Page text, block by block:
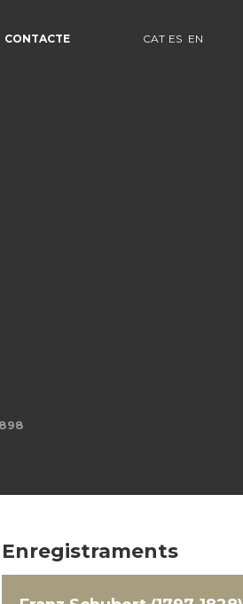
CONTACTE CAT ES EN
Enregistraments